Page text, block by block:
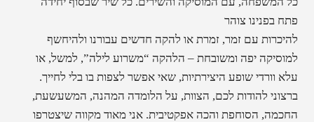
פתח בפנינו צוהר
להיכרות עם זמר, זמרת או להקה חדשים עבורנו ולהיחשף
למוסיקה יפה ומשובחת – הלהקה “משרוע לילה”, למשל, או
עלא וורדי שופע היצירתיות, שאי אפשר לצפות בו בלי לחייך.
ברצוני להודות לכם, הצוות, על הלומדה המהנה, המשעשעת,
החכמה, הסוחפת והכה אפקטיבית. אני מאוד מקווה שיצטרפו